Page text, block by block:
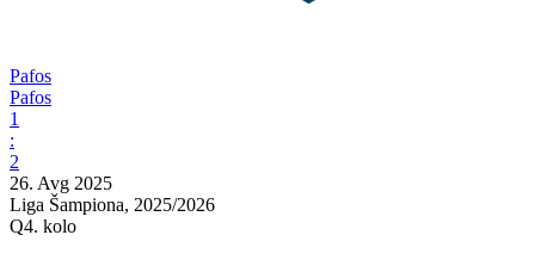
Pafos
Pafos
1
:
2
26. Avg 2025
Liga Šampiona, 2025/2026
Q4. kolo